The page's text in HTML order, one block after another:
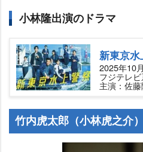
小林隆出演のドラマ
新東京
2025年10
フジテレ
主演：佐
竹内虎太郎（小林虎之介）